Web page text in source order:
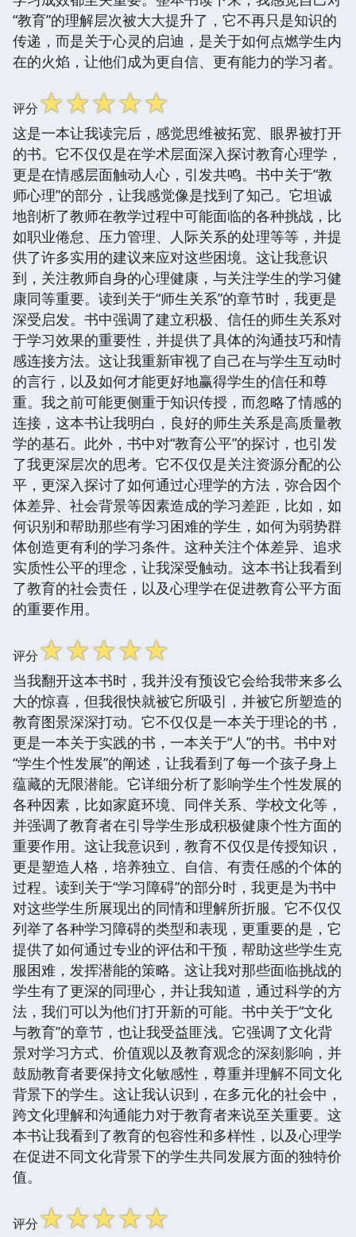
“教育”的理解层次被大大提升了，它不再只是知识的
传递，而是关于心灵的启迪，是关于如何点燃学生内
在的火焰，让他们成为更自信、更有能力的学习者。
评分☆☆☆☆☆
这是一本让我读完后，感觉思维被拓宽、眼界被打开
的书。它不仅仅是在学术层面深入探讨教育心理学，
更是在情感层面触动人心，引发共鸣。书中关于“教
师心理”的部分，让我感觉像是找到了知己。它坦诚
地剖析了教师在教学过程中可能面临的各种挑战，比
如职业倦怠、压力管理、人际关系的处理等等，并提
供了许多实用的建议来应对这些困境。这让我意识
到，关注教师自身的心理健康，与关注学生的学习健
康同等重要。读到关于“师生关系”的章节时，我更是
深受启发。书中强调了建立积极、信任的师生关系对
于学习效果的重要性，并提供了具体的沟通技巧和情
感连接方法。这让我重新审视了自己在与学生互动时
的言行，以及如何才能更好地赢得学生的信任和尊
重。我之前可能更侧重于知识传授，而忽略了情感的
连接，这本书让我明白，良好的师生关系是高质量教
学的基石。此外，书中对“教育公平”的探讨，也引发
了我更深层次的思考。它不仅仅是关注资源分配的公
平，更深入探讨了如何通过心理学的方法，弥合因个
体差异、社会背景等因素造成的学习差距，比如，如
何识别和帮助那些有学习困难的学生，如何为弱势群
体创造更有利的学习条件。这种关注个体差异、追求
实质性公平的理念，让我深受触动。这本书让我看到
了教育的社会责任，以及心理学在促进教育公平方面
的重要作用。
评分☆☆☆☆☆
当我翻开这本书时，我并没有预设它会给我带来多么
大的惊喜，但我很快就被它所吸引，并被它所塑造的
教育图景深深打动。它不仅仅是一本关于理论的书，
更是一本关于实践的书，一本关于“人”的书。书中对
“学生个性发展”的阐述，让我看到了每一个孩子身上
蕴藏的无限潜能。它详细分析了影响学生个性发展的
各种因素，比如家庭环境、同伴关系、学校文化等，
并强调了教育者在引导学生形成积极健康个性方面的
重要作用。这让我意识到，教育不仅仅是传授知识，
更是塑造人格，培养独立、自信、有责任感的个体的
过程。读到关于“学习障碍”的部分时，我更是为书中
对这些学生所展现出的同情和理解所折服。它不仅仅
列举了各种学习障碍的类型和表现，更重要的是，它
提供了如何通过专业的评估和干预，帮助这些学生克
服困难，发挥潜能的策略。这让我对那些面临挑战的
学生有了更深的同理心，并让我知道，通过科学的方
法，我们可以为他们打开新的可能。书中关于“文化
与教育”的章节，也让我受益匪浅。它强调了文化背
景对学习方式、价值观以及教育观念的深刻影响，并
鼓励教育者要保持文化敏感性，尊重并理解不同文化
背景下的学生。这让我认识到，在多元化的社会中，
跨文化理解和沟通能力对于教育者来说至关重要。这
本书让我看到了教育的包容性和多样性，以及心理学
在促进不同文化背景下的学生共同发展方面的独特价
值。
评分☆☆☆☆☆